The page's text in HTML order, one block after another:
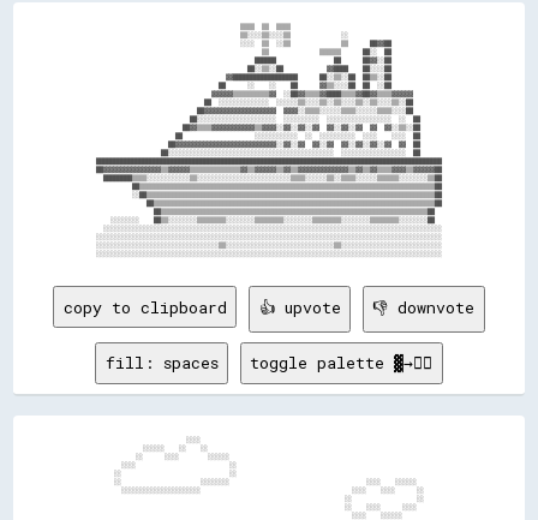
                                        ▒▒▒▒  ▒▒  ▒▒▒▒
                                        ▒▒░░░░▒▒░░░░▒▒              ░░
                                        ░░░░  ▒▒  ░░▒▒              ▒▒      ██▓▓██
                                              ▒▒              ▒▒▒▒▒▒      ██░░  ██
                                            ██████                ██      ██▓▓░░██
                                          ██░░▒▒░░██            ▓▓████    ██░░░░██
                                    ▓▓██████████████████      ██░░▒▒░░██  ██▒▒░░██
                                  ██      ░░    ░░    ██      ▓▓▒▒░░░░██  ██  ░░██
                                ▓▓▓▓▓▓▒▒▒▒▒▒▒▒▒▒▓▓  ░░██▓▓▒▒▒▒▓▓████▒▒▒▒▓▓██▓▓▒▒▒▒▓▓▓▓▓▓
                              ██  ░░░░░░░░░░░░░░  ░░░░░░▒▒░░░░▒▒░░▒▒░░░░▒▒░░▒▒░░░░▒▒░░██
                            ██▓▓▓▓▓▓▓▓▓▓▓▓▓▓▓▓▓▓▓▓  ▓▓▓▓░░▒▒▒▒░░░░░░▒▒▒▒░░░░░░▒▒▒▒░░░░██
                          ██░░░░░░░░░░░░░░░░░░░░░░  ░░░░░░░░░░  ░░░░░░░░░░░░░░░░░░  ░░  ██
                        ██▓▓▒▒▒▒▓▓▓▓▓▓▓▓▓▓▓▓▒▒▓▓▓▓░░▓▓░░▓▓░░▓▓  ▓▓░░▓▓░░▓▓  ▓▓  ▓▓░░▒▒░░██
                      ██                    ░░░░░░░░░░░░  ░░  ░░░░░░░░░░  ░░░░    ░░░░  ██
                    ██▓▓▓▓▓▓▓▓▓▓▓▓▓▓▓▓▓▓▓▓▓▓▓▓▓▓▓▓░░▓▓░░▓▓  ▓▓░░▓▓  ▓▓░░▓▓░░▓▓░░▓▓  ▓▓  ██
                  ██░░░░░░░░░░░░░░░░░░░░░░░░░░░░░░░░░░░░░░░░░░░░░░  ░░░░░░░░░░░░░░░░░░  ██
████████████████████████████████████████████████████████████████████████████████████████████████
██▓▓▓▓▓▓▓▓▓▓▓▓▓▓▓▓▒▒▓▓▓▓▓▓▒▒▒▒▒▒▒▒▒▒▒▒▒▒▓▓▒▒▓▓▓▓▓▓▒▒▓▓▒▒▓▓▓▓▓▓▓▓▓▓▓▓▓▓▒▒▓▓▒▒▓▓▒▒▒▒▓▓▓▓▒▒▓▓▓▓▓▓██
  ████████▒▒▒▒░░░░░░░░░░░░▒▒░░░░░░░░░░░░░░░░░░░░░░░░░░▒▒▒▒░░░░░░▒▒░░▒▒▒▒░░░░░░▒▒▒▒▒▒░░░░░░░░▒▒██
          ██▒▒▒▒▒▒▒▒▒▒▒▒▒▒▒▒▒▒▒▒▒▒▒▒▒▒▒▒▒▒▒▒▒▒▒▒▒▒▒▒▒▒▒▒▒▒▒▒▒▒▒▒▒▒▒▒▒▒▒▒▒▒▒▒▒▒▒▒▒▒▒▒▒▒▒▒▒▒▒▒▒▒██
          ░░██▒▒▒▒▒▒▒▒▒▒▒▒▒▒▒▒▒▒▒▒▒▒▒▒▒▒▒▒▒▒▒▒▒▒▒▒▒▒▒▒▒▒▒▒▒▒▒▒▒▒▒▒▒▒▒▒▒▒▒▒▒▒▒▒▒▒▒▒▒▒▒▒▒▒▒▒▒▒▒▒██
              ██▒▒▒▒▒▒▒▒▒▒▒▒▒▒▒▒▒▒▒▒▒▒▒▒▒▒▒▒▒▒▒▒▒▒▒▒▒▒▒▒▒▒▒▒▒▒▒▒▒▒▒▒▒▒▒▒▒▒▒▒▒▒▒▒▒▒▒▒▒▒▒▒▒▒▒▒▒▒██
                ██▒▒▒▒▒▒▒▒▒▒▒▒▒▒▒▒▒▒▒▒▒▒▒▒▒▒▒▒▒▒▒▒▒▒▒▒▒▒▒▒▒▒▒▒▒▒▒▒▒▒▒▒▒▒▒▒▒▒▒▒▒▒▒▒▒▒▒▒▒▒▒▒▒▒██
    ░░░░░░░░    ██▒▒░░░░░░░░▒▒▒▒▒▒▒▒░░░░░░░░▒▒▒▒▒▒▒▒░░░░░░░░▒▒▒▒▒▒▒▒░░░░░░░░▒▒▒▒▒▒▒▒░░░░░░░░██
  ░░░░░░░░░░░░░░░░░░░░░░░░░░░░░░░░░░░░░░░░░░░░░░░░░░░░░░░░░░░░░░░░░░░░░░░░░░░░░░░░░░░░░░░░░░░░░░
░░░░░░░░░░░░░░░░░░░░░░░░░░░░░░░░░░░░░░░░░░░░░░░░░░░░░░░░░░░░░░░░░░░░░░░░░░░░░░░░░░░░░░░░░░░░░░░░
░░░░░░░░░░░░░░░░░░░░░░░░░░░░░░░░░░▒▒░░░░░░░░░░░░░░░░░░░░░░░░░░░░░░▒▒░░░░░░░░░░░░░░░░░░░░░░░░░░░░
copy to clipboard 👍 upvote 👎 downvote
fill: spaces toggle palette ▓→✊🏽
                          ░░░░
              ░░░░░░    ░░    ░░
            ░░      ░░░░        ░░░░░░
        ░░░░                          ░░
      ░░                              ░░
      ░░                      ░░░░░░░░                                      ░░░░    ░░░░░░
        ░░░░░░░░░░░░░░░░░░░░░░                                          ░░░░    ░░░░      ░░
                                                                      ░░                  ░░
                                                                      ░░    ░░░░      ░░░░
                                                                        ░░░░    ░░░░░░